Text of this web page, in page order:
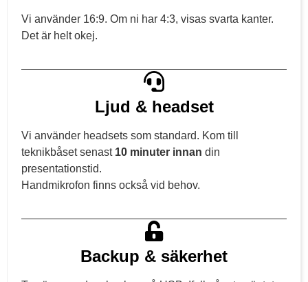
Vi använder 16:9. Om ni har 4:3, visas svarta kanter.
Det är helt okej.
Ljud & headset
Vi använder headsets som standard. Kom till
teknikbåset senast 10 minuter innan din
presentationstid.
Handmikrofon finns också vid behov.
Backup & säkerhet